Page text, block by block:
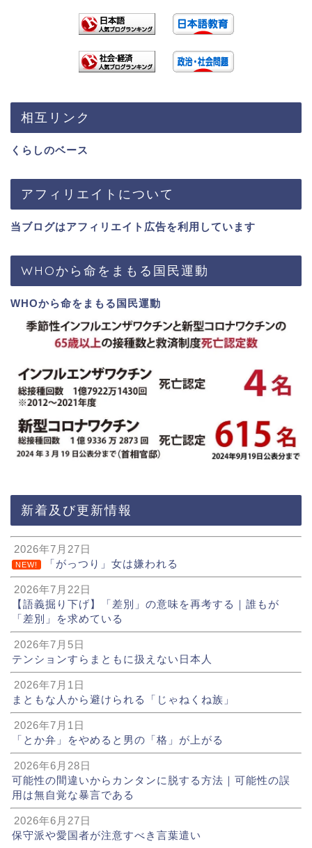
相互リンク
くらしのベース
アフィリエイトについて
当ブログはアフィリエイト広告を利用しています
WHOから命をまもる国民運動
WHOから命をまもる国民運動
新着及び更新情報
2026年7月27日
NEW! 「がっつり」女は嫌われる
2026年7月22日
【語義掘り下げ】「差別」の意味を再考する｜誰もが
「差別」を求めている
2026年7月5日
テンションすらまともに扱えない日本人
2026年7月1日
まともな人から避けられる「じゃねくね族」
2026年7月1日
「とか弁」をやめると男の「格」が上がる
2026年6月28日
可能性の間違いからカンタンに脱する方法｜可能性の誤
用は無自覚な暴言である
2026年6月27日
保守派や愛国者が注意すべき言葉遣い